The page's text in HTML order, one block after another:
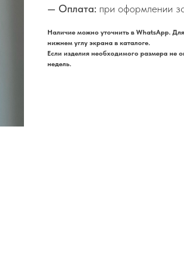
— Оплата: при оформлении
Наличие можно уточнить в WhatsApp.
нижнем углу экрана в каталоге.
Если изделия необходимого размера не
недель.